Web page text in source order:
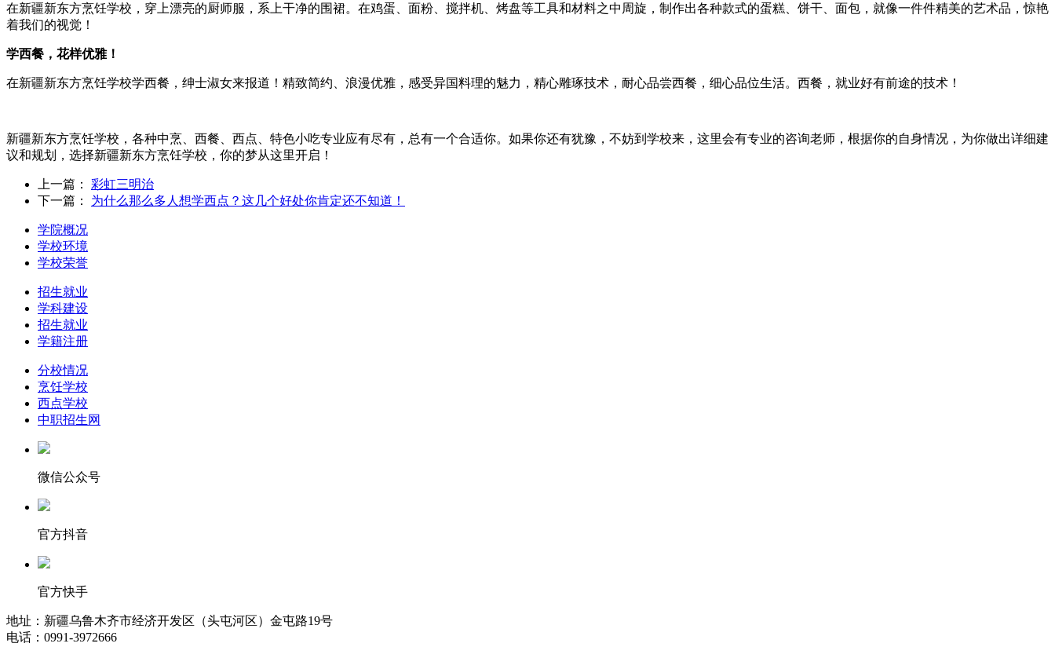
在新疆新东方烹饪学校，穿上漂亮的厨师服，系上干净的围裙。在鸡蛋、面粉、搅拌机、烤盘等工具和材料之中周旋，制作出各种款式的蛋糕、饼干、面包，就像一件件精美的艺术品，惊艳
着我们的视觉！
学西餐，花样优雅！
在新疆新东方烹饪学校学西餐，绅士淑女来报道！精致简约、浪漫优雅，感受异国料理的魅力，精心雕琢技术，耐心品尝西餐，细心品位生活。西餐，就业好有前途的技术！
新疆新东方烹饪学校，各种中烹、西餐、西点、特色小吃专业应有尽有，总有一个合适你。如果你还有犹豫，不妨到学校来，这里会有专业的咨询老师，根据你的自身情况，为你做出详细建
议和规划，选择新疆新东方烹饪学校，你的梦从这里开启！
上一篇： 彩虹三明治
下一篇： 为什么那么多人想学西点？这几个好处你肯定还不知道！
学院概况
学校环境
学校荣誉
招生就业
学科建设
招生就业
学籍注册
分校情况
烹饪学校
西点学校
中职招生网
微信公众号
官方抖音
官方快手
地址：新疆乌鲁木齐市经济开发区（头屯河区）金屯路19号
电话：0991-3972666